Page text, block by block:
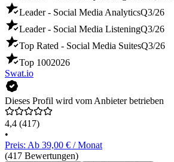
Leader - Social Media AnalyticsQ3/26
Leader - Social Media ListeningQ3/26
Top Rated - Social Media SuitesQ3/26
Top 1002026
Swat.io
Dieses Profil wird vom Anbieter betrieben
4,4 (417)
•
Preis: Ab 39,00 € / Monat
(417 Bewertungen)